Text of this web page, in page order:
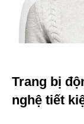
Trang bị
nghệ tiết